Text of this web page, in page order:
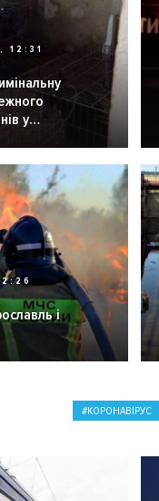
12:31
у
і
КОРОНАВІРУС